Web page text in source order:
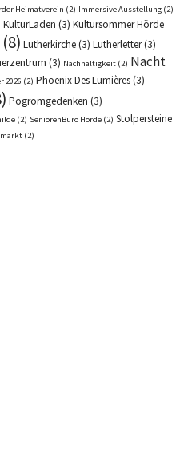
Heimatverein (2) Immersive Ausstellung (2)
KulturLaden (3) Kultursommer Hörde
(8) Lutherkirche(3) Lutherletter(3)
(3) Nachhaltigkeit (2) Nacht
2026 (2) Phoenix Des Lumières(3)
Pogromgedenken (3)
(2) SeniorenBüro Hörde (2) Stolpersteine
(2)